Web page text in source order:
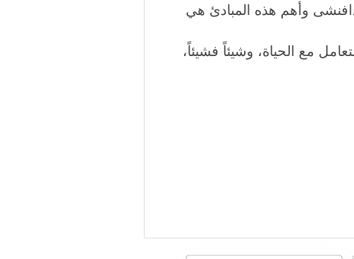
وأهم هذه المبادئ هي
مع الحياة، وشيئاً فشيئاً،